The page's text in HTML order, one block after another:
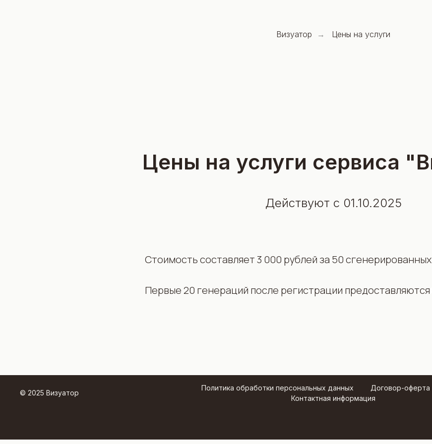
Визуатор → Цены на услуги
Цены на услуги сервиса
Действуют с 01.10.2025
Стоимость составляет 3 000 рублей за 50
Первые 20 генераций после регистрации
© 2025 Визуатор
Политика обработки персональных данных Договор-оферта
Контактная информация